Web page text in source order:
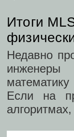
Итоги
Недавно
Если на